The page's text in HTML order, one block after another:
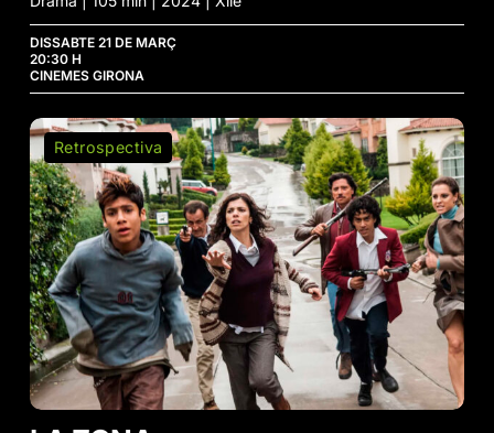
DISSABTE 21 DE MARÇ
20:30 H
CINEMES GIRONA
La
Zona
Retrospectiva